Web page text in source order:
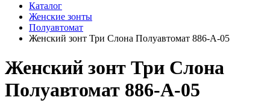
Каталог
Женские зонты
Полуавтомат
Женский зонт Три Слона Полуавтомат 886-A-05
Женский зонт Три Слона
Полуавтомат 886-A-05